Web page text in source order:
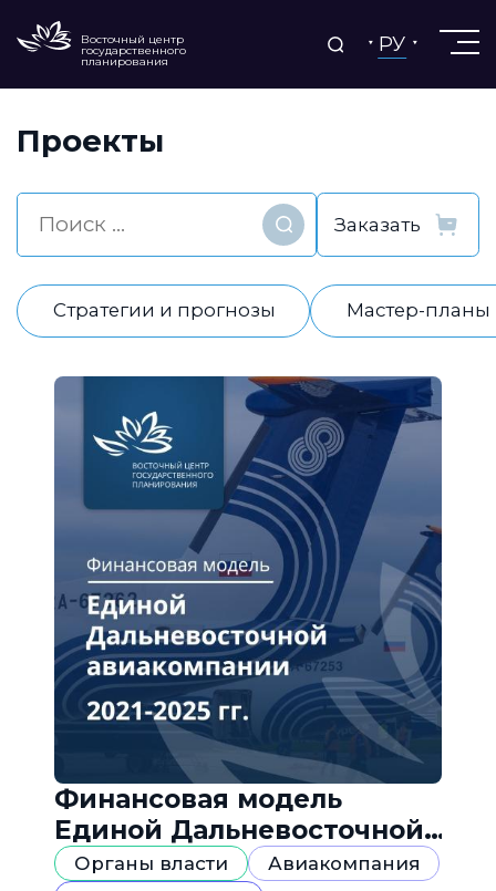
Восточный центр
государственного
планирования
РУ
Проекты
Найти
Стратегии и прогнозы Мастер-планы
Финансовая модель
Единой Дальневосточной
авиакомпании
Органы власти
Авиакомпания